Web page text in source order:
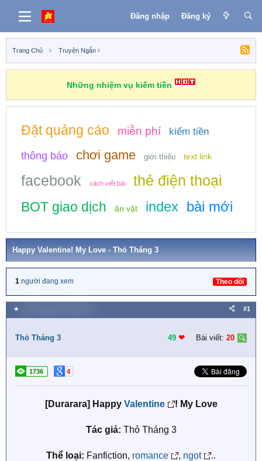
Đăng nhập Đăng ký
Trang Chủ Truyện Ngắn
Những nhiệm vụ kiếm tiền
Đặt quảng cáo miễn phí kiếm tiền
thông báo chơi game giới thiệu text link
facebook cách viết bài thẻ điện thoại
BOT giao dịch ăn vặt index bài mới
Happy Valentine! My Love - Thỏ Tháng 3
1 người đang xem Theo dõi
★ #1
Thỏ Tháng 3 49 ❤︎ Bài viết: 20
1736 4
[Durarara] Happy Valentine ! My Love
Tác giả: Thỏ Tháng 3
Thể loại: Fanfiction, romance , ngọt ..